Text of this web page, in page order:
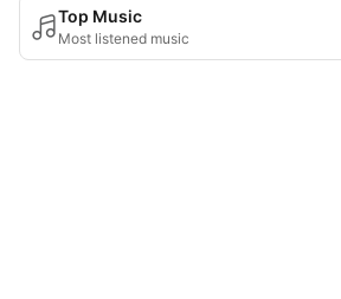
Top Music
Most listened music